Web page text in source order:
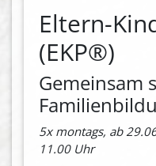
Eltern-
(EKP®)
Gemeinsam
5x montags, ab
11.00 Uhr